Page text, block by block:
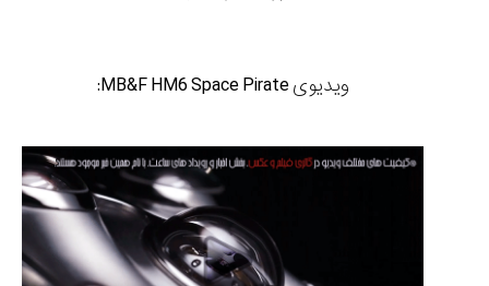
ویدیوی MB&F HM6 Space Pirate: